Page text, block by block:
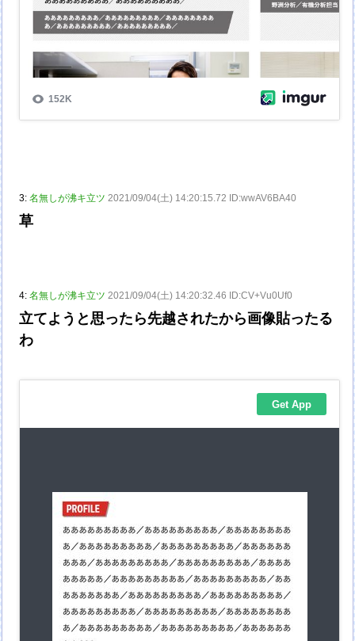
3:名無しが沸キ立ツ 2021/09/04(土) 14:20:15.72 ID:wwAV6BA40
草
4:名無しが沸キ立ツ 2021/09/04(土) 14:20:32.46 ID:CV+Vu0Uf0
立てようと思ったら先越されたから画像貼ったる
わ